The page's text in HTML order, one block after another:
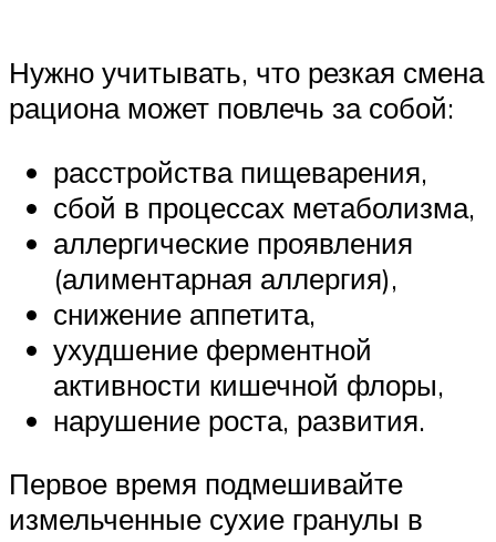
Нужно учитывать, что резкая смена
рациона может повлечь за собой:
расстройства пищеварения,
сбой в процессах метаболизма,
аллергические проявления
(алиментарная аллергия),
снижение аппетита,
ухудшение ферментной
активности кишечной флоры,
нарушение роста, развития.
Первое время подмешивайте
измельченные сухие гранулы в